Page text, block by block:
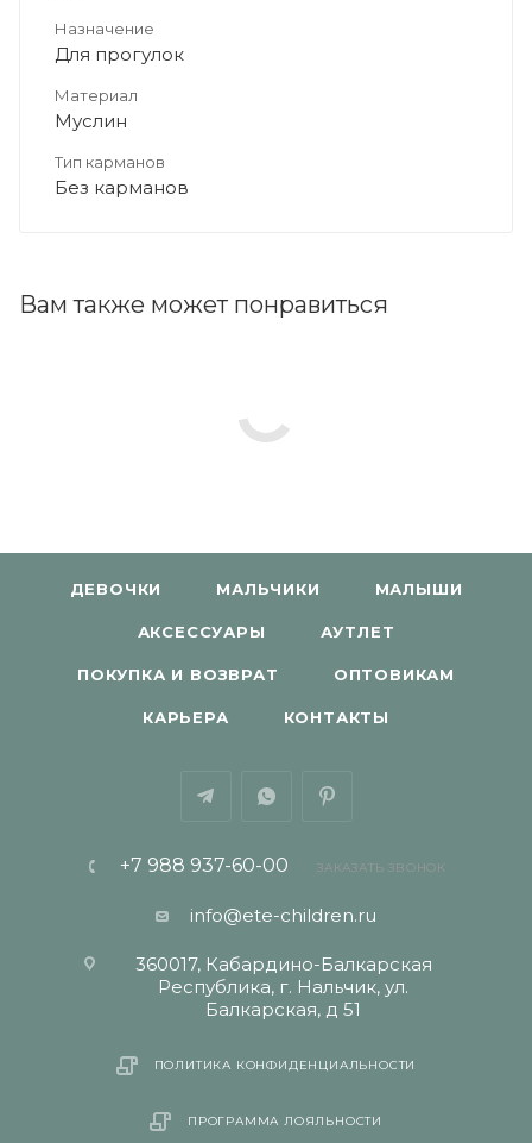
Назначение
Для прогулок
Материал
Муслин
Тип карманов
Без карманов
Вам также может понравиться
ДЕВОЧКИ МАЛЬЧИКИ МАЛЫШИ
АКСЕССУАРЫ АУТЛЕТ
ПОКУПКА И ВОЗВРАТ ОПТОВИКАМ
КАРЬЕРА КОНТАКТЫ
+7 988 937-60-00 ЗАКАЗАТЬ ЗВОНОК
info@ete-children.ru
360017, Кабардино-Балкарская
Республика, г. Нальчик, ул.
Балкарская, д 51
ПОЛИТИКА КОНФИДЕНЦИАЛЬНОСТИ
ПРОГРАММА ЛОЯЛЬНОСТИ